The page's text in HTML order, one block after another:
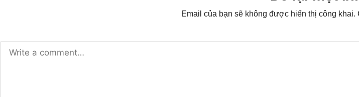
Email của bạn sẽ không được hiển thị công khai.